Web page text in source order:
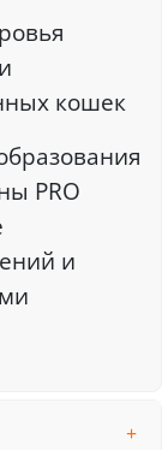
кошек
PRO
и